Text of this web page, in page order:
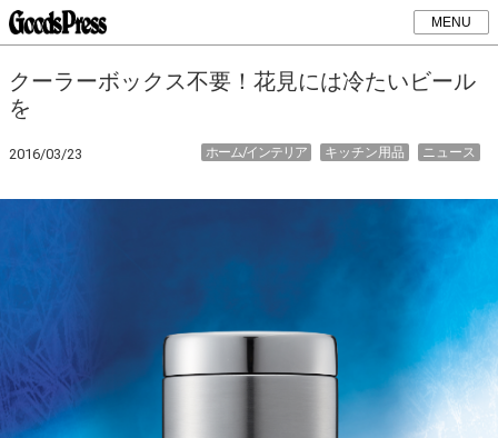
MENU
クーラーボックス不要！花見には冷たいビール
を
2016/03/23 ニュース
キッチン用品
ホーム/インテリア